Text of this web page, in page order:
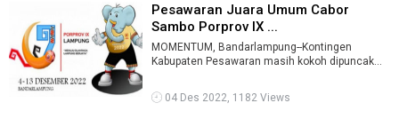
Pesawaran Juara Umum Cabor
Sambo Porprov IX ...
MOMENTUM, Bandarlampung--Kontingen
Kabupaten Pesawaran masih kokoh dipuncak
IX La ...
04 Des 2022, 1182 Views